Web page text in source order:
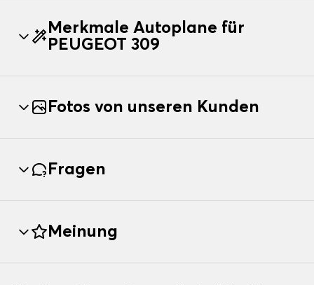
Merkmale Autoplane für
PEUGEOT 309
Fotos von unseren Kunden
Fragen
Meinung